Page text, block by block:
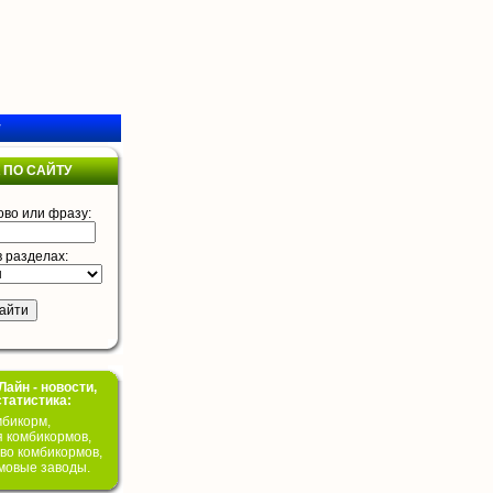
САЙТУ
или фразу:
разделах:
- новости,
комбикормов,
комбикормов,
заводы.